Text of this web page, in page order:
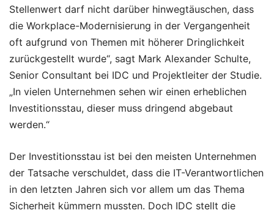
Stellenwert darf nicht darüber hinwegtäuschen, dass
die Workplace-Modernisierung in der Vergangenheit
oft aufgrund von Themen mit höherer Dringlichkeit
zurückgestellt wurde“, sagt Mark Alexander Schulte,
Senior Consultant bei IDC und Projektleiter der Studie.
„In vielen Unternehmen sehen wir einen erheblichen
Investitionsstau, dieser muss dringend abgebaut
werden.“
Der Investitionsstau ist bei den meisten Unternehmen
der Tatsache verschuldet, dass die IT-Verantwortlichen
in den letzten Jahren sich vor allem um das Thema
Sicherheit kümmern mussten. Doch IDC stellt die